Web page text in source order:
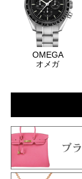
OMEGA
オメガ